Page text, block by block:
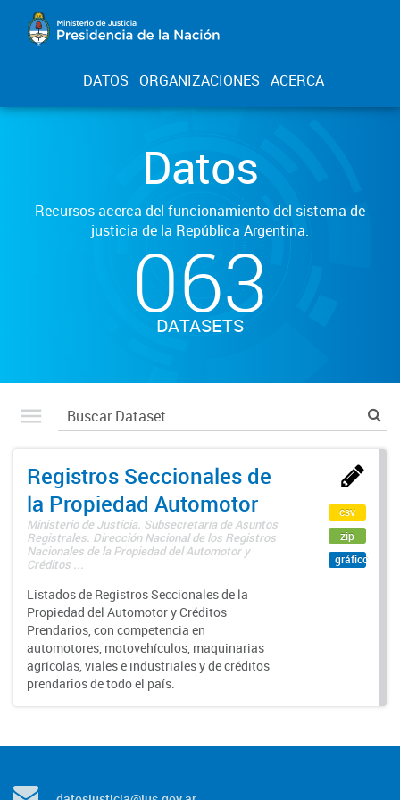
DATOS ORGANIZACIONES ACERCA
Datos
Recursos acerca del funcionamiento del sistema de
justicia de la República Argentina.
063
DATASETS
Registros Seccionales de
la Propiedad Automotor
Ministerio de Justicia. Subsecretaría de Asuntos
Registrales. Dirección Nacional de los Registros
Nacionales de la Propiedad del Automotor y
Créditos ...
Listados de Registros Seccionales de la
Propiedad del Automotor y Créditos
Prendarios, con competencia en
automotores, motovehículos, maquinarias
agrícolas, viales e industriales y de créditos
prendarios de todo el país.
csv
zip
gráfico